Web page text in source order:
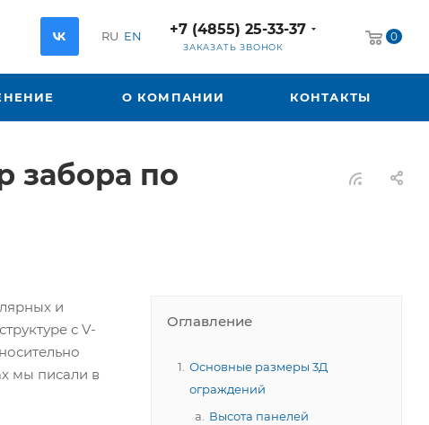
RU EN +7 (4855) 25-33-37
ЗАКАЗАТЬ ЗВОНОК
0
О КОМПАНИИ КОНТАКТЫ
забора по
Оглавление
Основные размеры 3Д
ограждений
Высота панелей
и
с V-
мы писали в